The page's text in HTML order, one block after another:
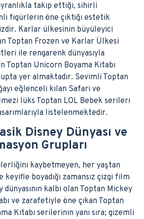
takip ettiği, sihirli
figürlerin öne çıktığı estetik
Karlar ülkesinin büyüleyici
Toptan Frozen ve Karlar Ülkesi
ile rengarenk dünyasıyla
Toptan Unicorn Boyama Kitabı
yer almaktadır. Sevimli Toptan
eğlenceli kılan Safari ve
lüks Toptan LOL Bebek serileri
listelenmektedir.
Disney Dünyası ve
Grupları
kaybetmeyen, her yaştan
keyifle boyadığı zamansız çizgi film
kalbi olan Toptan Mickey
ve zarafetiyle öne çıkan Toptan
Kitabı serilerinin yanı sıra; gizemli